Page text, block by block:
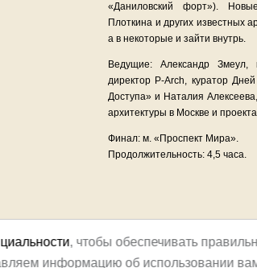
«Даниловский форт»).
Плоткина и других известных
а в некоторые и зайти внутрь.
Ведущие: Александр Змеул,
директор P-Arch, куратор
Доступа» и Наталия
архитектуры в Москве и
Финал: м. «Проспект Мира».
Продолжительность: 4,5 часа.
, чтобы обеспечивать
информацию об использовании